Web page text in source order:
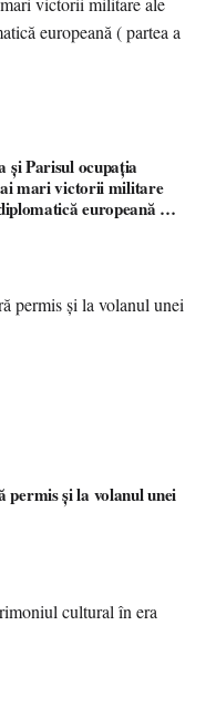
și Parisul ocupația
mari victorii militare
europeană (
și la volanul unei